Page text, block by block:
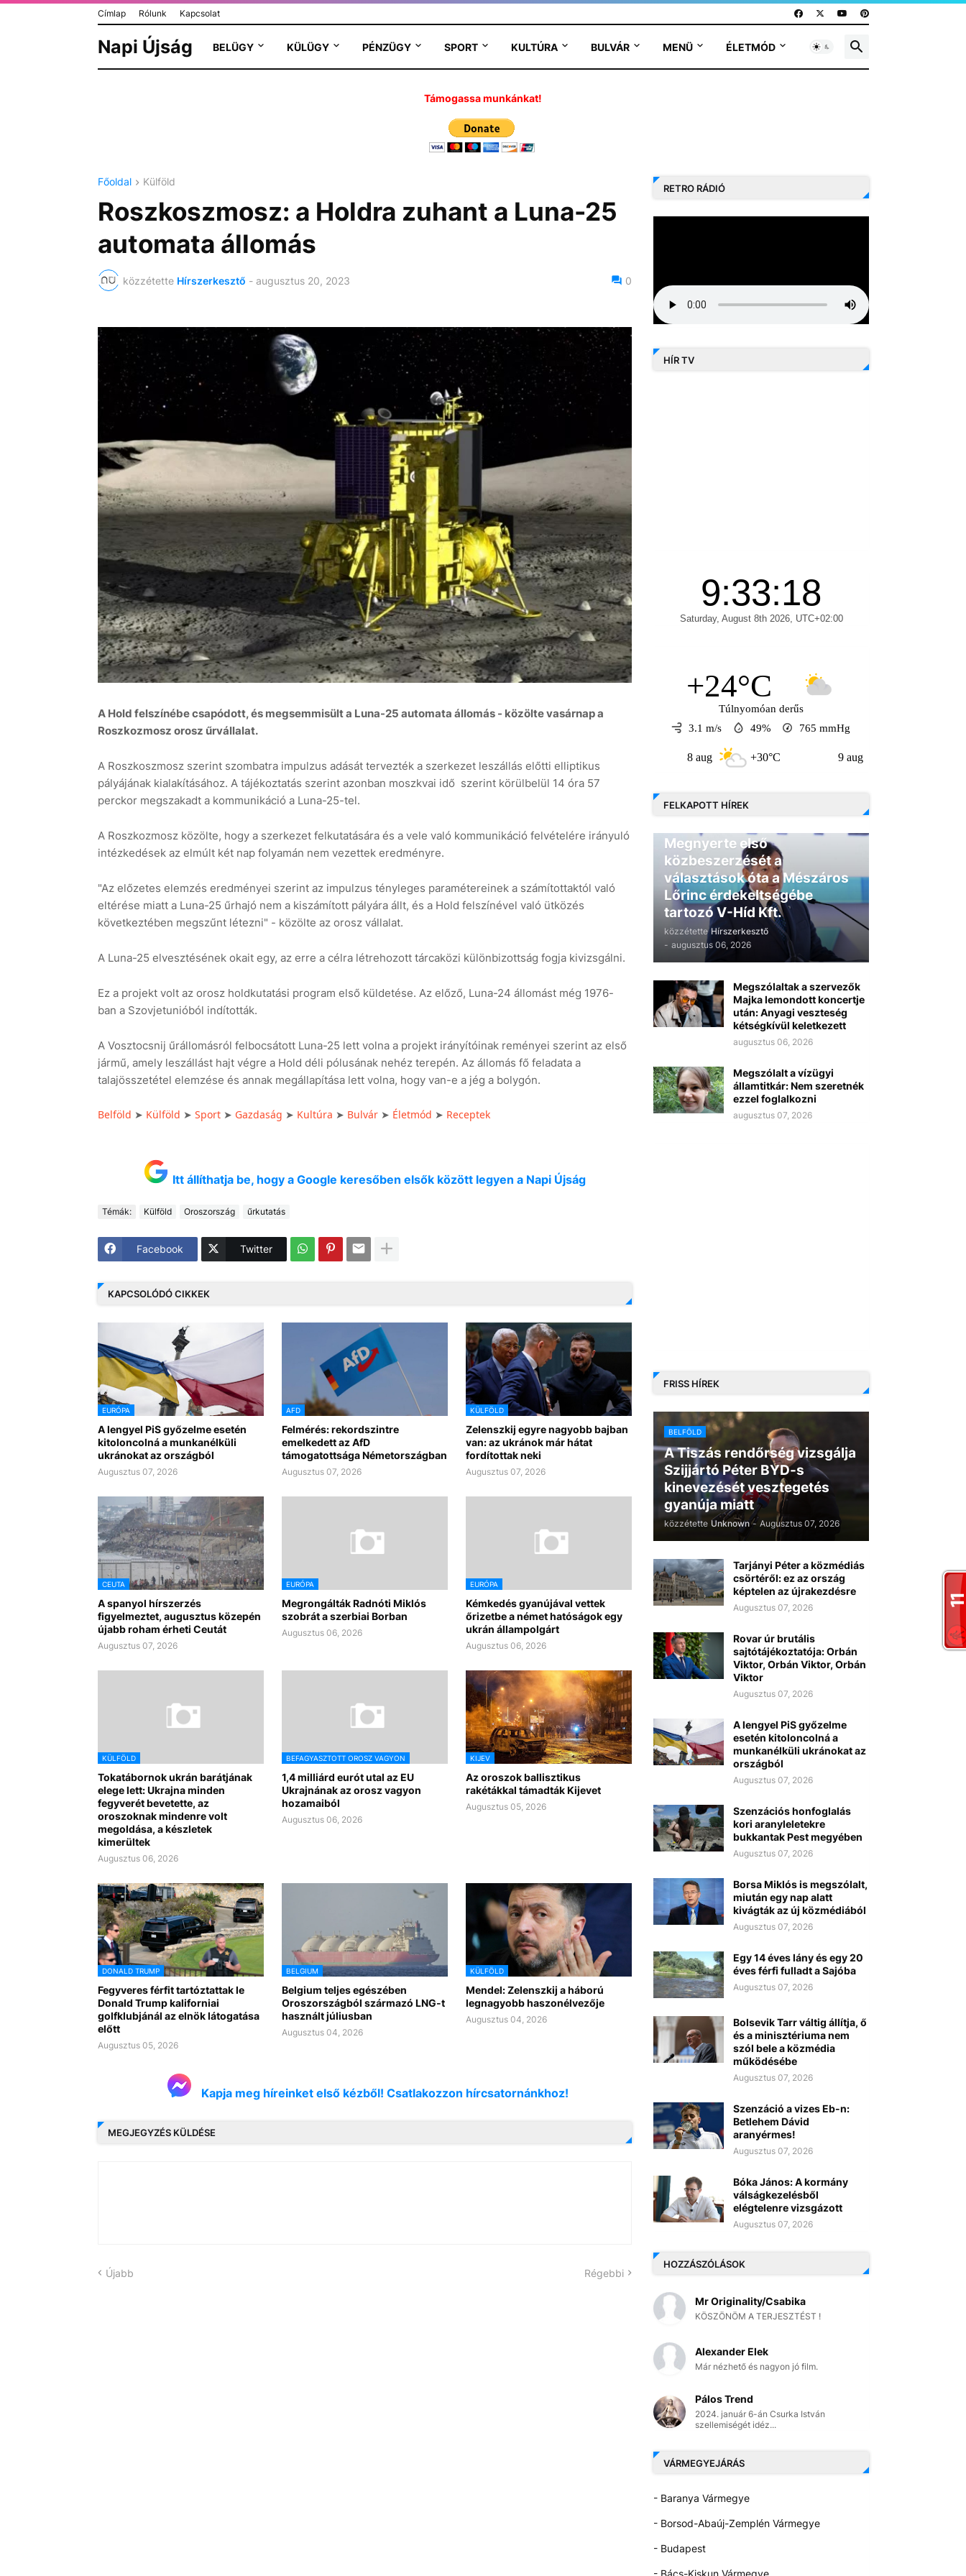
Címlap Rólunk Kapcsolat
Napi Újság BELÜGY KÜLÜGY PÉNZÜGY SPORT KULTÚRA BULVÁR MENÜ ÉLETMÓD
Támogassa munkánkat!
Főoldal Külföld
Roszkoszmosz: a Holdra zuhant a Luna-25
automata állomás
közzétette Hírszerkesztő - augusztus 20, 2023 0
A Hold felszínébe csapódott, és megsemmisült a Luna-25 automata állomás - közölte vasárnap a
Roszkozmosz orosz űrvállalat.
A Roszkoszmosz szerint szombatra impulzus adását tervezték a szerkezet leszállás előtti elliptikus
pályájának kialakításához. A tájékoztatás szerint azonban moszkvai idő szerint körülbelül 14 óra 57
perckor megszakadt a kommunikáció a Luna-25-tel.
A Roszkozmosz közölte, hogy a szerkezet felkutatására és a vele való kommunikáció felvételére irányuló
intézkedések az elmúlt két nap folyamán nem vezettek eredményre.
"Az előzetes elemzés eredményei szerint az impulzus tényleges paramétereinek a számítottaktól való
eltérése miatt a Luna-25 űrhajó nem a kiszámított pályára állt, és a Hold felszínével való ütközés
következtében megszűnt létezni" - közölte az orosz vállalat.
A Luna-25 elvesztésének okait egy, az erre a célra létrehozott tárcaközi különbizottság fogja kivizsgálni.
Ez a projekt volt az orosz holdkutatási program első küldetése. Az előző, Luna-24 állomást még 1976-
ban a Szovjetunióból indították.
A Vosztocsnij űrállomásról felbocsátott Luna-25 lett volna a projekt irányítóinak reményei szerint az első
jármű, amely leszállást hajt végre a Hold déli pólusának nehéz terepén. Az állomás fő feladata a
talajösszetétel elemzése és annak megállapítása lett volna, hogy van-e a jég a bolygón.
Belföld ➤ Külföld ➤ Sport➤ Gazdaság ➤ Kultúra ➤ Bulvár➤ Életmód ➤ Receptek
Itt állíthatja be, hogy a Google keresőben elsők között legyen a Napi Újság
Témák: Külföld Oroszország űrkutatás
Facebook Twitter
KAPCSOLÓDÓ CIKKEK
EURÓPA
A lengyel PiS győzelme esetén
kitoloncolná a munkanélküli
ukránokat az országból
Augusztus 07, 2026
AFD
Felmérés: rekordszintre
emelkedett az AfD
támogatottsága Németországban
Augusztus 07, 2026
KÜLFÖLD
Zelenszkij egyre nagyobb bajban
van: az ukránok már hátat
fordítottak neki
Augusztus 07, 2026
CEUTA
A spanyol hírszerzés
figyelmeztet, augusztus közepén
újabb roham érheti Ceutát
Augusztus 07, 2026
EURÓPA
Megrongálták Radnóti Miklós
szobrát a szerbiai Borban
Augusztus 06, 2026
EURÓPA
Kémkedés gyanújával vettek
őrizetbe a német hatóságok egy
ukrán állampolgárt
Augusztus 06, 2026
KÜLFÖLD
Tokatábornok ukrán barátjának
elege lett: Ukrajna minden
fegyverét bevetette, az
oroszoknak mindenre volt
megoldása, a készletek
kimerültek
Augusztus 06, 2026
BEFAGYASZTOTT OROSZ VAGYON
1,4 milliárd eurót utal az EU
Ukrajnának az orosz vagyon
hozamaiból
Augusztus 06, 2026
KIJEV
Az oroszok ballisztikus
rakétákkal támadták Kijevet
Augusztus 05, 2026
DONALD TRUMP
Fegyveres férfit tartóztattak le
Donald Trump kaliforniai
golfklubjánál az elnök látogatása
előtt
Augusztus 05, 2026
BELGIUM
Belgium teljes egészében
Oroszországból származó LNG-t
használt júliusban
Augusztus 04, 2026
KÜLFÖLD
Mendel: Zelenszkij a háború
legnagyobb haszonélvezője
Augusztus 04, 2026
Kapja meg híreinket első kézből! Csatlakozzon hírcsatornánkhoz!
MEGJEGYZÉS KÜLDÉSE
Újabb Régebbi
RETRO RÁDIÓ
HÍR TV
+24°C
Túlnyomóan derűs
3.1 m/s
49% 765 mmHg
+30°C +30°C
FELKAPOTT HÍREK
Megnyerte első
közbeszerzését a
választások óta a Mészáros
Lőrinc érdekeltségébe
tartozó V-Híd Kft.
közzétette Hírszerkesztő
- augusztus 06, 2026
Megszólaltak a szervezők
Majka lemondott koncertje
után: Anyagi veszteség
kétségkívül keletkezett
augusztus 06, 2026
Megszólalt a vízügyi
államtitkár: Nem szeretnék
ezzel foglalkozni
augusztus 07, 2026
FRISS HÍREK
BELFÖLD
A Tiszás rendőrség vizsgálja
Szijjártó Péter BYD-s
kinevezését vesztegetés
gyanúja miatt
közzétette Unknown - Augusztus 07, 2026
Tarjányi Péter a közmédiás
csörtéről: ez az ország
képtelen az újrakezdésre
Augusztus 07, 2026
Rovar úr brutális
sajtótájékoztatója: Orbán
Viktor, Orbán Viktor, Orbán
Viktor
Augusztus 07, 2026
A lengyel PiS győzelme
esetén kitoloncolná a
munkanélküli ukránokat az
országból
Augusztus 07, 2026
Szenzációs honfoglalás
kori aranyleletekre
bukkantak Pest megyében
Augusztus 07, 2026
Borsa Miklós is megszólalt,
miután egy nap alatt
kivágták az új közmédiából
Augusztus 07, 2026
Egy 14 éves lány és egy 20
éves férfi fulladt a Sajóba
Augusztus 07, 2026
Bolsevik Tarr váltig állítja, ő
és a minisztériuma nem
szól bele a közmédia
működésébe
Augusztus 07, 2026
Szenzáció a vizes Eb-n:
Betlehem Dávid
aranyérmes!
Augusztus 07, 2026
Bóka János: A kormány
válságkezelésből
elégtelenre vizsgázott
Augusztus 07, 2026
HOZZÁSZÓLÁSOK
Mr Originality/Csabika
KÖSZÖNÖM A TERJESZTÉST !
Alexander Elek
Már nézhető és nagyon jó film.
Pálos Trend
2024. január 6-án Csurka István
szellemiségét idéz...
VÁRMEGYEJÁRÁS
- Baranya Vármegye
- Borsod-Abaúj-Zemplén Vármegye
- Budapest
- Bács-Kiskun Vármegye